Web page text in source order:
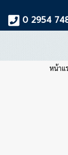
0 2954
หน้าแ